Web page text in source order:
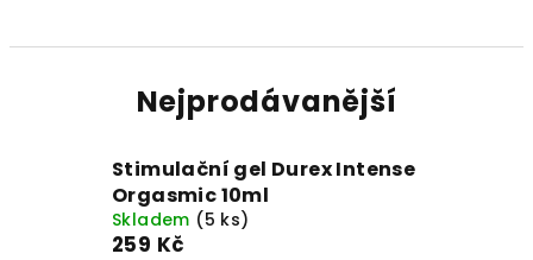
Nejprodávanější
Stimulační gel Durex Intense
Orgasmic 10ml
Skladem (5 ks)
259 Kč